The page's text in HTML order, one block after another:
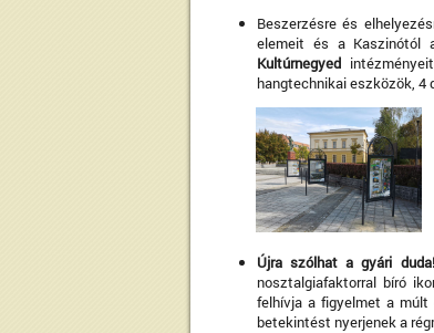
Beszerzésre és
elemeit és a Kaszinótól
Kultúrnegyed
hangtechnikai eszközök, 4
Újra szólhat a gyári
nosztalgiafaktorral bíró
felhívja a figyelmet a múlt
betekintést nyerjenek a